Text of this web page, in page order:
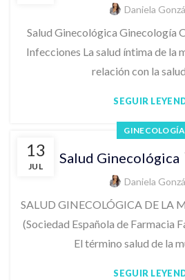
Daniela
Salud Ginecológica Ginecología
Infecciones La salud íntima de la
relación con la
SEGUIR
13
JUL
GINECOLOGÍA
Salud Ginecológica
Daniela
SALUD GINECOLÓGICA DE LA
(Sociedad Española de Farmacia
El término salud de la
SEGUIR